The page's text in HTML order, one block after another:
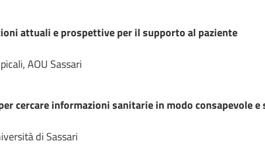
attuali e prospettive per il supporto al paziente
AOU Sassari
cercare informazioni sanitarie in modo consapevole e
di Sassari